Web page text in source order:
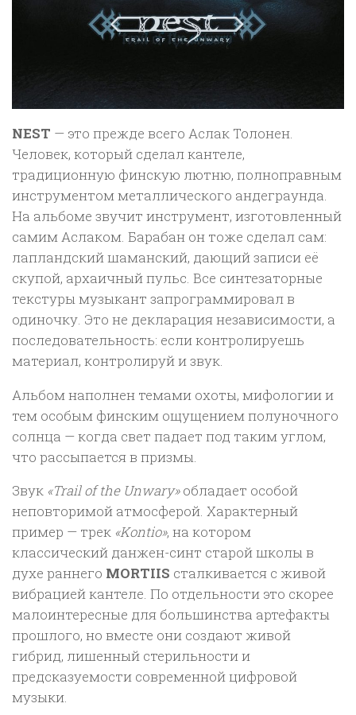
NEST — это прежде всего Аслак Толонен.
Человек, который сделал кантеле,
традиционную финскую лютню, полноправным
инструментом металлического андеграунда.
На альбоме звучит инструмент, изготовленный
самим Аслаком. Барабан он тоже сделал сам:
лапландский шаманский, дающий записи её
скупой, архаичный пульс. Все синтезаторные
текстуры музыкант запрограммировал в
одиночку. Это не декларация независимости, а
последовательность: если контролируешь
материал, контролируй и звук.
Альбом наполнен темами охоты, мифологии и
тем особым финским ощущением полуночного
солнца — когда свет падает под таким углом,
что рассыпается в призмы.
Звук «Trail of the Unwary»обладает особой
неповторимой атмосферой. Характерный
пример — трек «Kontio», на котором
классический данжен-синт старой школы в
духе раннего MORTIIS сталкивается с живой
вибрацией кантеле. По отдельности это скорее
малоинтересные для большинства артефакты
прошлого, но вместе они создают живой
гибрид, лишенный стерильности и
предсказуемости современной цифровой
музыки.